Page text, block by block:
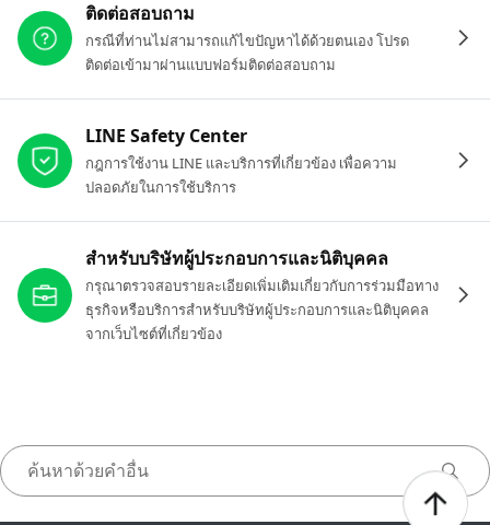
ติดต่อสอบถาม
กรณีที่ท่านไม่สามารถแก้ไขปัญหาได้ด้วยตนเอง โปรด
ติดต่อเข้ามาผ่านแบบฟอร์มติดต่อสอบถาม
LINE Safety Center
กฎการใช้งาน LINE และบริการที่เกี่ยวข้อง เพื่อความ
ปลอดภัยในการใช้บริการ
สำหรับบริษัทผู้ประกอบการและนิติบุคคล
กรุณาตรวจสอบรายละเอียดเพิ่มเติมเกี่ยวกับการร่วมมือทาง
ธุรกิจหรือบริการสำหรับบริษัทผู้ประกอบการและนิติบุคคล
จากเว็บไซต์ที่เกี่ยวข้อง